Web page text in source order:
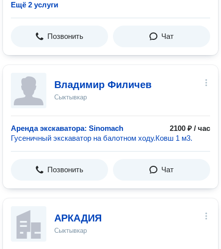
Ещё 2 услуги
Позвонить Чат
Владимир Филичев
Сыктывкар
Аренда экскаватора: Sinomach
2100 ₽ / час
Гусеничный экскаватор на балотном ходу.Ковш 1 м3.
Позвонить Чат
АРКАДИЯ
Сыктывкар